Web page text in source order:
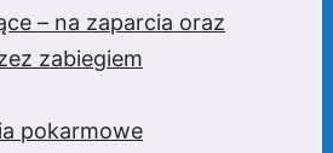
– na zaparcia oraz
zabiegiem
pokarmowe